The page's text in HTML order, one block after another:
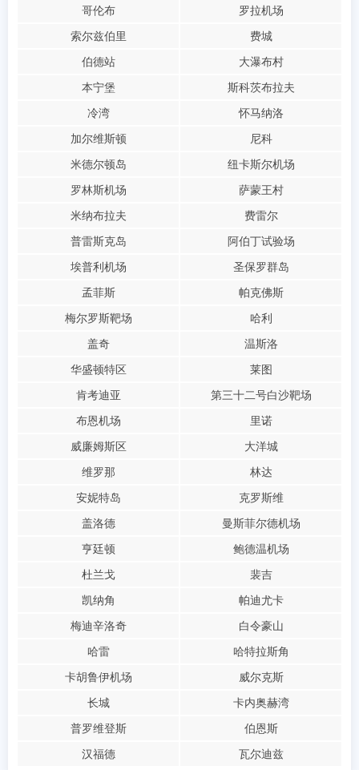
哥伦布
罗拉机场
索尔兹伯里
费城
伯德站
大瀑布村
本宁堡
斯科茨布拉夫
冷湾
怀马纳洛
加尔维斯顿
尼科
米德尔顿岛
纽卡斯尔机场
罗林斯机场
萨蒙王村
米纳布拉夫
费雷尔
普雷斯克岛
阿伯丁试验场
埃普利机场
圣保罗群岛
孟菲斯
帕克佛斯
梅尔罗斯靶场
哈利
盖奇
温斯洛
华盛顿特区
莱图
肯考迪亚
第三十二号白沙靶场
布恩机场
里诺
威廉姆斯区
大洋城
维罗那
林达
安妮特岛
克罗斯维
盖洛德
曼斯菲尔德机场
亨廷顿
鲍德温机场
杜兰戈
裴吉
凯纳角
帕迪尤卡
梅迪辛洛奇
白令豪山
哈雷
哈特拉斯角
卡胡鲁伊机场
威尔克斯
长城
卡内奥赫湾
普罗维登斯
伯恩斯
汉福德
瓦尔迪兹